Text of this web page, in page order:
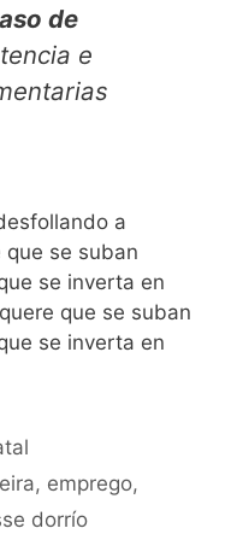
de
e
a
que se suban
se inverta en
que se suban
se inverta en
, emprego,
dorrío